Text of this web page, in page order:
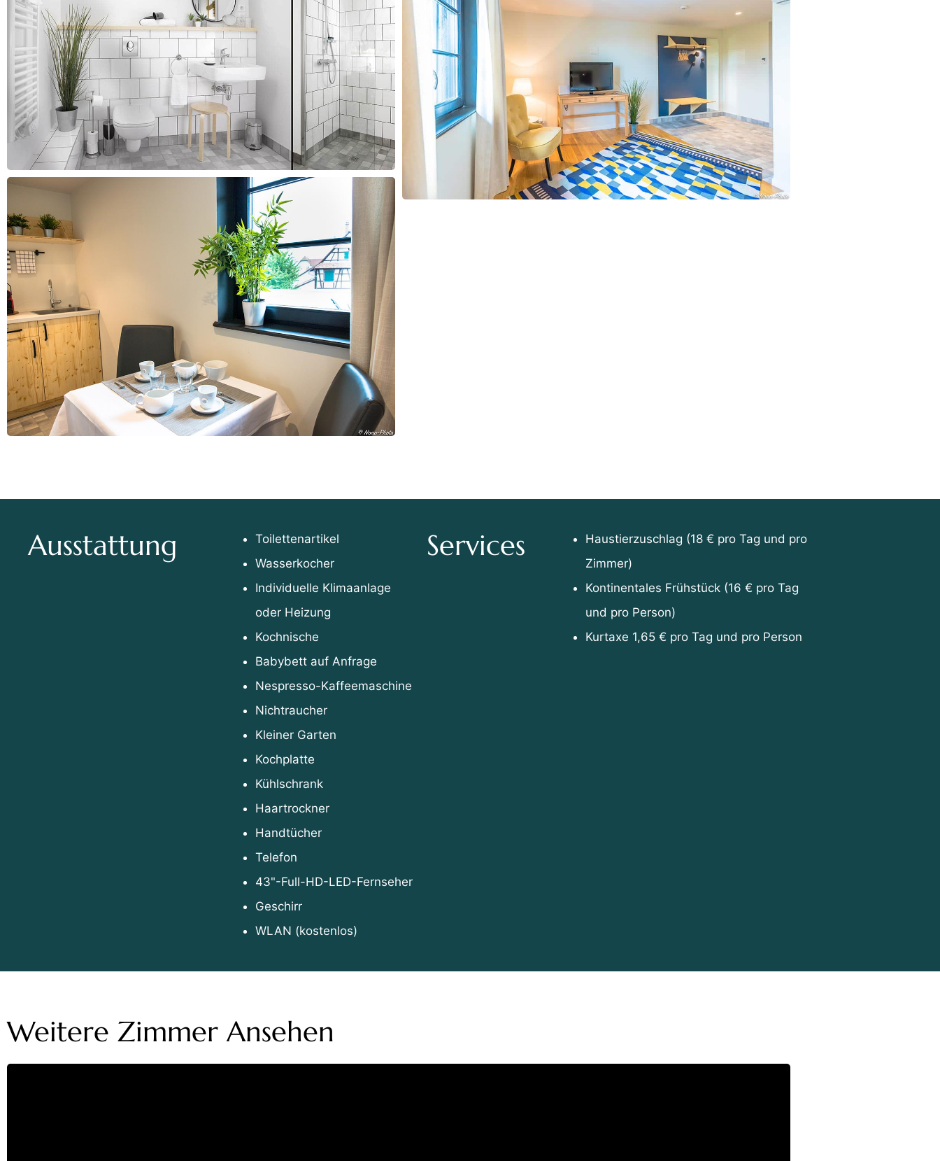
Ausstattung
Toilettenartikel
Wasserkocher
Individuelle Klimaanlage
oder Heizung
Kochnische
Babybett auf Anfrage
Nespresso-Kaffeemaschine
Nichtraucher
Kleiner Garten
Kochplatte
Kühlschrank
Haartrockner
Handtücher
Telefon
43"-Full-HD-LED-Fernseher
Geschirr
WLAN (kostenlos)
Services
Haustierzuschlag (18 € pro Tag und pro
Zimmer)
Kontinentales Frühstück (16 € pro Tag
und pro Person)
Kurtaxe 1,65 € pro Tag und pro Person
Weitere Zimmer Ansehen